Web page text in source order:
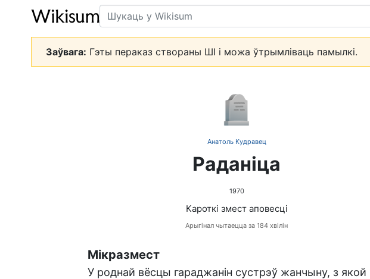
Пошук
Заўвага: Гэты пераказ створаны ШІ і можа ўтрымліваць памылкі.
🪦
Анатоль Кудравец
Раданіца
1970
Кароткі змест аповесці
Арыгінал чытаецца за 184 хвілін
Мікразмест
У роднай вёсцы гараджанін сустрэў жанчыну, з якой